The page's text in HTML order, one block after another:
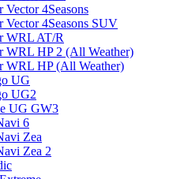
4Seasons
4Seasons SUV
WRL AT/R
WRL HP 2 (All Weather)
WRL HP (All Weather)
UG
UG2
UG GW3
6
Zea
Zea 2